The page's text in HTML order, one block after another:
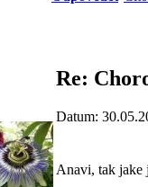
Re:
Datum:
Anavi, tak jake